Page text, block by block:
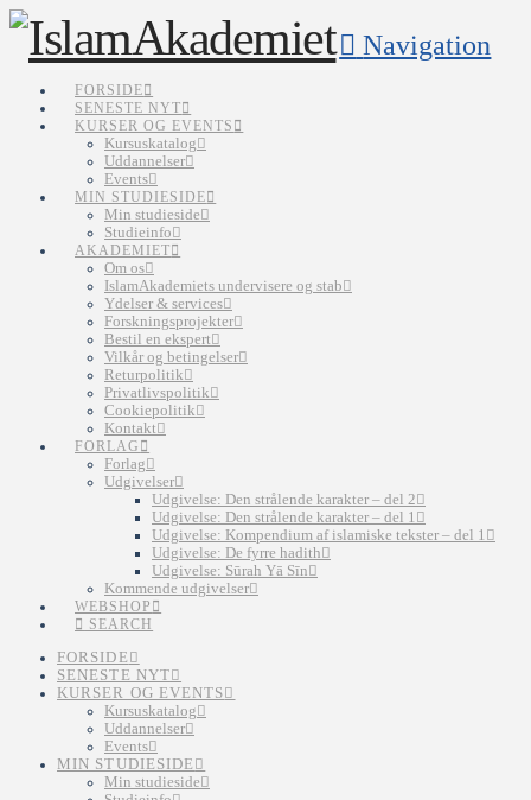
Navigation
FORSIDE
SENESTE NYT
KURSER OG EVENTS
Kursuskatalog
Uddannelser
Events
MIN STUDIESIDE
Min studieside
Studieinfo
AKADEMIET
Om os
IslamAkademiets undervisere og stab
Ydelser & services
Forskningsprojekter
Bestil en ekspert
Vilkår og betingelser
Returpolitik
Privatlivspolitik
Cookiepolitik
Kontakt
FORLAG
Forlag
Udgivelser
Udgivelse: Den strålende karakter – del 2
Udgivelse: Den strålende karakter – del 1
Udgivelse: Kompendium af islamiske tekster – del 1
Udgivelse: De fyrre hadith
Udgivelse: Sūrah Yā Sīn
Kommende udgivelser
WEBSHOP
SEARCH
FORSIDE
SENESTE NYT
KURSER OG EVENTS
Kursuskatalog
Uddannelser
Events
MIN STUDIESIDE
Min studieside